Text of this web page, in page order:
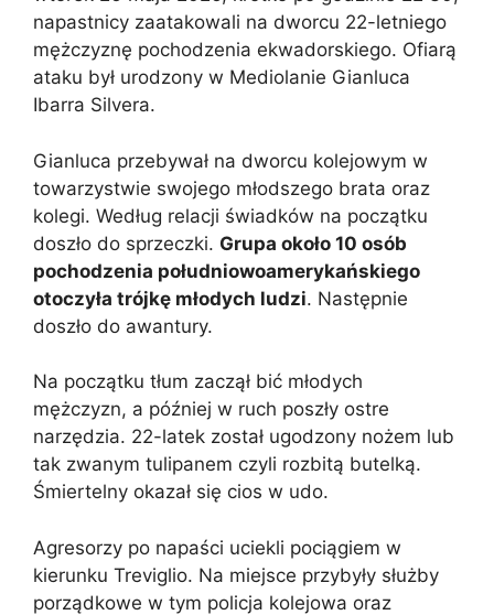
napastnicy zaatakowali na dworcu 22-letniego
mężczyznę pochodzenia ekwadorskiego. Ofiarą
ataku był urodzony w Mediolanie Gianluca
Ibarra Silvera.
Gianluca przebywał na dworcu kolejowym w
towarzystwie swojego młodszego brata oraz
kolegi. Według relacji świadków na początku
doszło do sprzeczki. Grupa około 10 osób
pochodzenia południowoamerykańskiego
otoczyła trójkę młodych ludzi. Następnie
doszło do awantury.
Na początku tłum zaczął bić młodych
mężczyzn, a później w ruch poszły ostre
narzędzia. 22-latek został ugodzony nożem lub
tak zwanym tulipanem czyli rozbitą butelką.
Śmiertelny okazał się cios w udo.
Agresorzy po napaści uciekli pociągiem w
kierunku Treviglio. Na miejsce przybyły służby
porządkowe w tym policja kolejowa oraz